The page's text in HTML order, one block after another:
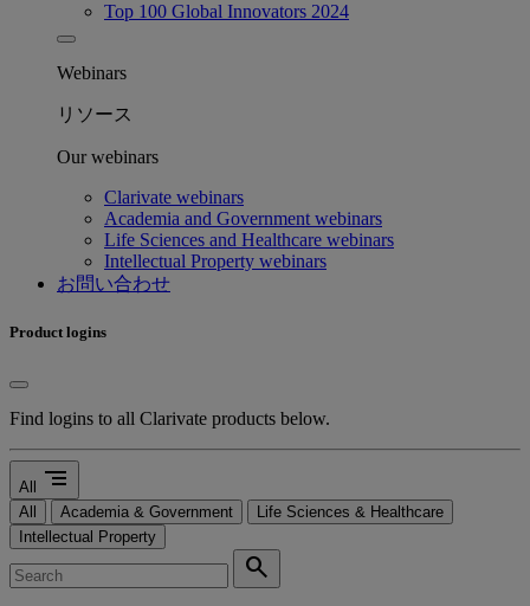
Top 100 Global Innovators 2024
Webinars
リソース
Our webinars
Clarivate webinars
Academia and Government webinars
Life Sciences and Healthcare webinars
Intellectual Property webinars
お問い合わせ
Product logins
Find logins to all Clarivate products below.
All segment
All Academia & Government
Life Sciences & Healthcare
Intellectual Property
search